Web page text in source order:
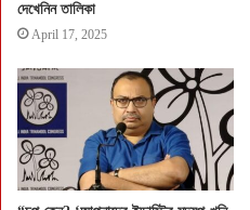
দেখেনিন তালিকা
April 17, 2025